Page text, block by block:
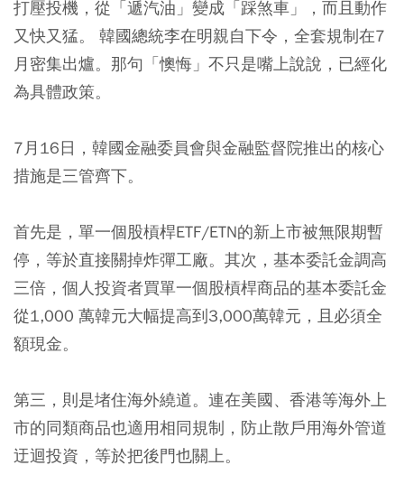
打壓投機，從「遞汽油」變成「踩煞車」，而且動作
又快又猛。 韓國總統李在明親自下令，全套規制在7
月密集出爐。那句「懊悔」不只是嘴上說說，已經化
為具體政策。
7月16日，韓國金融委員會與金融監督院推出的核心
措施是三管齊下。
首先是，單一個股槓桿ETF/ETN的新上市被無限期暫
停，等於直接關掉炸彈工廠。其次，基本委託金調高
三倍，個人投資者買單一個股槓桿商品的基本委託金
從1,000 萬韓元大幅提高到3,000萬韓元，且必須全
額現金。
第三，則是堵住海外繞道。連在美國、香港等海外上
市的同類商品也適用相同規制，防止散戶用海外管道
迂迴投資，等於把後門也關上。